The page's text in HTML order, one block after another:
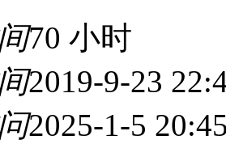
70 小时
2019-9-23
2025-1-5